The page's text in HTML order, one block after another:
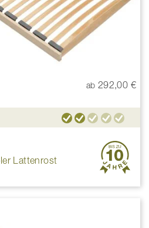
ab 292,00 €
Lattenrost